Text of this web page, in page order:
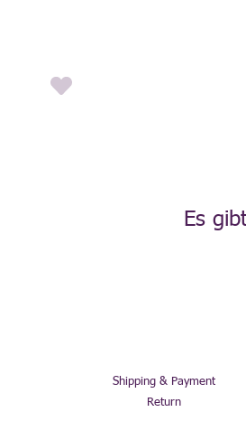
Es
Shipping & Payment
Return